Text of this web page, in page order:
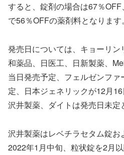
すると、錠剤の場合は67％
で56％OFFの薬剤料となります。
発売日については、キョーリ
和薬品、日医工、日新製薬、
当日発売予定、フェルゼンフ
定、日本ジェネリックが12月16
沢井製薬、ダイトは発売日未定
沢井製薬はレベチラセタム錠
2022年1月中旬、粒状錠を2月以